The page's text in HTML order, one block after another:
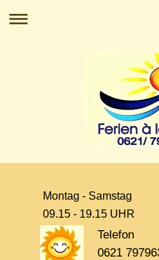
Montag - Samstag
09.15 - 19.15 UHR
Telefon
0621